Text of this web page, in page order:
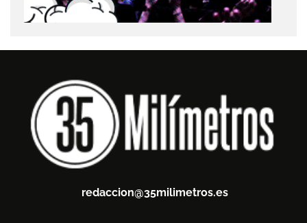
redaccion@35milimetros.es